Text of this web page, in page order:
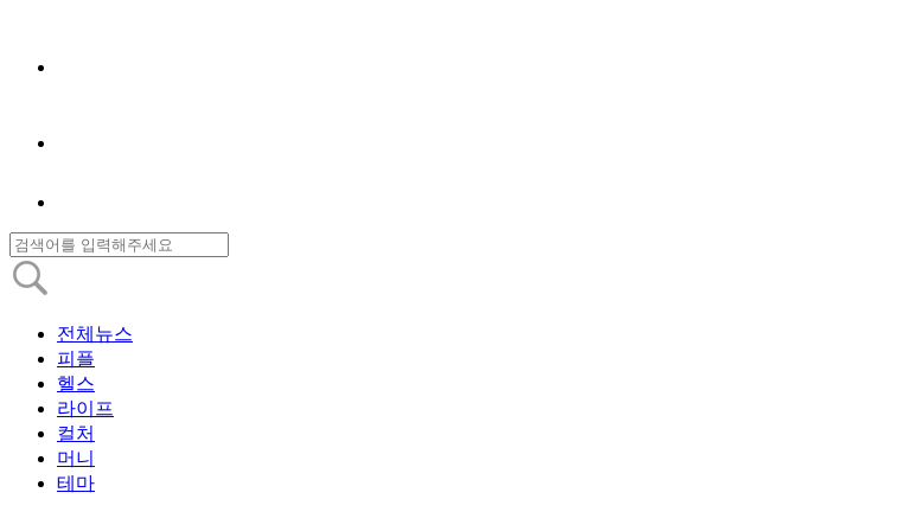
전체뉴스
피플
헬스
라이프
컬처
머니
테마